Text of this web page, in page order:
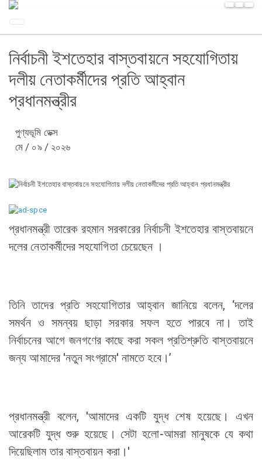
নির্বাচনী ইশতেহার বাস্তবায়নে সহযোগিতায়
দলীয় নেতাকর্মীদের প্রতি আহ্বান
প্রধানমন্ত্রীর
পুণ্যভূমি ডেক্স
মে / ০৯ / ২০২৬
প্রধানমন্ত্রী তারেক রহমান সরকারের নির্বাচনী ইশতেহার বাস্তবায়নে
দলের নেতাকর্মীদের সহযোগিতা চেয়েছেন ।
তিনি তাদের প্রতি সহযোগিতার আহ্বান জানিয়ে বলেন, ‘দলের
সমর্থন ও সমন্বয় ছাড়া সরকার সফল হতে পারবে না। তাই
নির্বাচনের আগে জনগণের কাছে করা সকল প্রতিশ্রুতি বাস্তবায়নে
জন্য আমাদের 'নতুন সংগ্রামে' নামতে হবে।’
প্রধানমন্ত্রী বলেন, 'আমাদের একটি যুদ্ধ শেষ হয়েছে। এখন
আরেকটি যুদ্ধ শুরু হয়েছে। সেটা হলো-আমরা মানুষকে যে কথা
দিয়েছিলাম তার বাস্তবায়ন করা।'